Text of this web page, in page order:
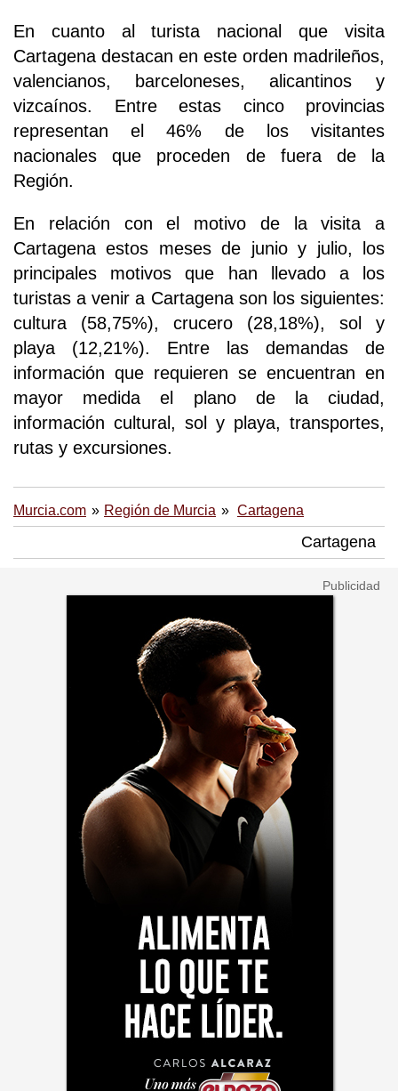
En cuanto al turista nacional que visita
Cartagena destacan en este orden madrileños,
valencianos, barceloneses, alicantinos y
vizcaínos. Entre estas cinco provincias
representan el 46% de los visitantes
nacionales que proceden de fuera de la
Región.
En relación con el motivo de la visita a
Cartagena estos meses de junio y julio, los
principales motivos que han llevado a los
turistas a venir a Cartagena son los siguientes:
cultura (58,75%), crucero (28,18%), sol y
playa (12,21%). Entre las demandas de
información que requieren se encuentran en
mayor medida el plano de la ciudad,
información cultural, sol y playa, transportes,
rutas y excursiones.
Murcia.com Región de Murcia Cartagena
Cartagena